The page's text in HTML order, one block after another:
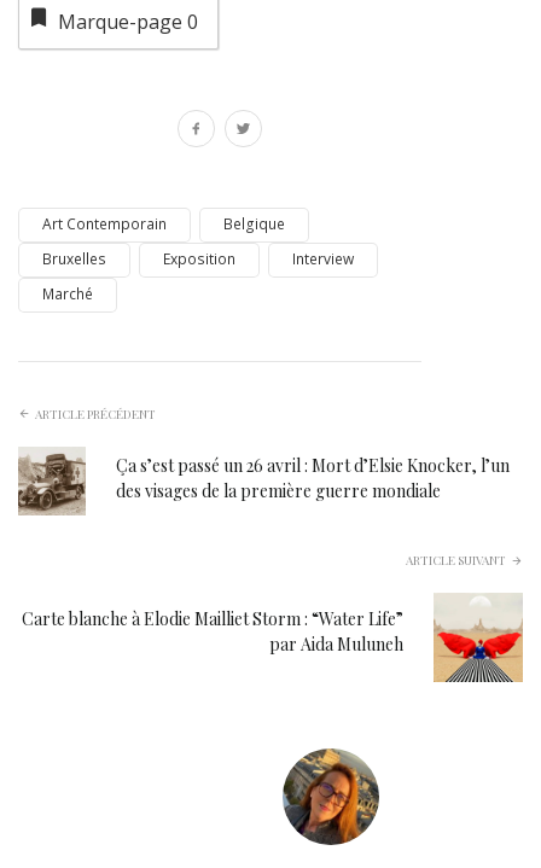
Marque-page 0
Art Contemporain
Belgique
Bruxelles
Exposition
Interview
Marché
ARTICLE PRÉCÉDENT
Ça s’est passé un 26 avril : Mort d’Elsie Knocker, l’un
des visages de la première guerre mondiale
ARTICLE SUIVANT
Carte blanche à Elodie Mailliet Storm : “Water Life”
par Aida Muluneh